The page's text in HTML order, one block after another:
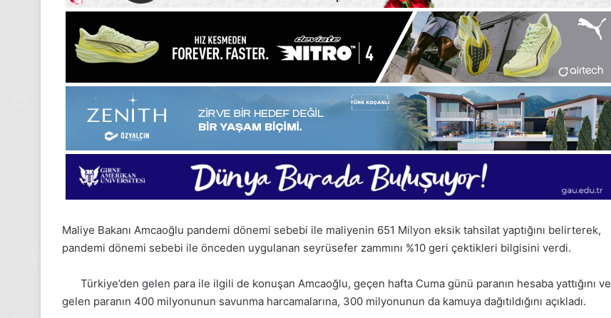
Maliye Bakanı Amcaoğlu pandemi dönemi sebebi ile maliyenin 651 Milyon eksik tahsilat yaptığını belirterek,
pandemi dönemi sebebi ile önceden uygulanan seyrüsefer zammını %10 geri çektikleri bilgisini verdi.
Türkiye’den gelen para ile ilgili de konuşan Amcaoğlu, geçen hafta Cuma günü paranın hesaba yattığını ve
gelen paranın 400 milyonunun savunma harcamalarına, 300 milyonunun da kamuya dağıtıldığını açıkladı.